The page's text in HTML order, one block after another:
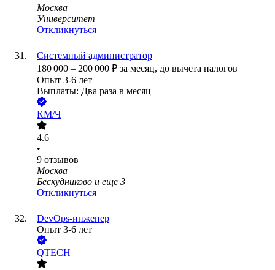
Москва
Университет
Откликнуться
Системный администратор
180 000 – 200 000 ₽ за месяц, до вычета налогов
Опыт 3-6 лет
Выплаты: Два раза в месяц
КМ/Ч
4.6
•
9 отзывов
Москва
Бескудниково и еще 3
Откликнуться
DevOps-инженер
Опыт 3-6 лет
QTECH